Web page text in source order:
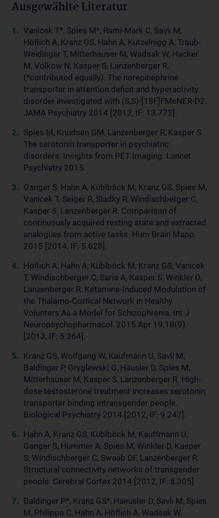
Ausgewählte Literatur
Vanicek T*, Spies M*, Rami-Mark C, Savli M,
Höflich A, Kranz GS, Hahn A, Kutzelnigg A, Traub-
Weidinger T, Mitterhauser M, Wadsak W, Hacker
M, Volkow N, Kasper S, Lanzenberger R.
(*contributed equally). The norepinephrine
transporter in attention deficit and hyperactivity
disorder investigated with (S,S)-[18F]FMeNER-D2.
JAMA Psychiatry 2014 [2012, IF: 13.772].
Spies M, Knudsen GM, Lanzenberger R, Kasper S.
The serotonin transporter in psychiatric
disorders: Insights from PET Imaging. Lancet
Psychiatry 2015.
Ganger S, Hahn A, Küblböck M, Kranz GS, Spies M,
Vanicek T, Seiger R, Sladky R, Windischberger C,
Kasper S, Lanzenberger R. Comparison of
continuously acquired resting state and extracted
analogues from active tasks. Hum Brain Mapp.
2015 [2014, IF: 5.628].
Höflich A, Hahn A, Küblböck M, Kranz GS, Vanicek
T, Windischberger C, Saria A, Kasper S, Winkler D,
Lanzenberger R. Ketamine-Induced Modulation of
the Thalamo-Cortical Network in Healthy
Volunters As a Model for Schizophrenia. Int J
Neuropsychopharmacol. 2015 Apr 19;18(9).
[2013, IF: 5.264].
Kranz GS, Wolfgang W, Kaufmann U, Savli M,
Baldinger P, Gryglewski G, Häusler D, Spies M,
Mitterhauser M, Kasper S, Lanzenberger R. High-
dose testosterone treatment increases serotonin
transporter binding intransgender people.
Biological Psychiatry 2014 [2012, IF: 9.247].
Hahn A, Kranz GS, Küblböck M, Kauffmann U,
Ganger S, Hummer A, Spies M, Winkler D, Kasper
S, Windischberger C, Swaab DF, Lanzenberger R.
Structural connectivity networks of transgender
people. Cerebral Cortex 2014 [2012, IF: 8.305].
Baldinger P*, Kranz GS*, Haeusler D, Savli M, Spies
M, Philippe C, Hahn A, Höflich A, Wadsak W,